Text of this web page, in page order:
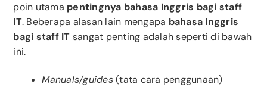
poin utama pentingnya bahasa Inggris bagi staff
IT. Beberapa alasan lain mengapa bahasa Inggris
bagi staff IT sangat penting adalah seperti di bawah
ini.
Manuals/guides(tata cara penggunaan)